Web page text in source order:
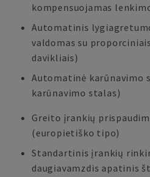
kompensuojamas
Automatinis
valdomas su
davikliais)
Automatinė karūnavimo
karūnavimo stalas)
Greito įrankių
(europietiško tipo)
Standartinis įrankių
daugiavamzdis apatinis